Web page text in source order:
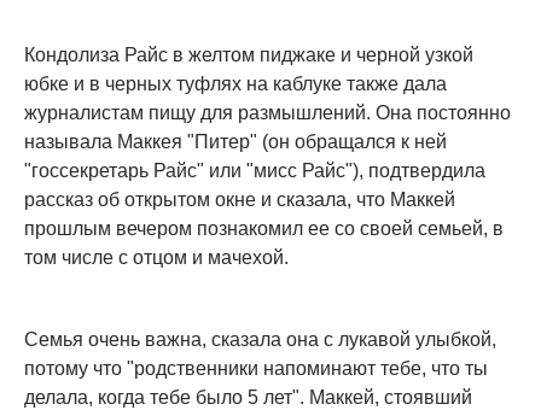
Кондолиза Райс в желтом пиджаке и черной узкой
юбке и в черных туфлях на каблуке также дала
журналистам пищу для размышлений. Она постоянно
называла Маккея "Питер" (он обращался к ней
"госсекретарь Райс" или "мисс Райс"), подтвердила
рассказ об открытом окне и сказала, что Маккей
прошлым вечером познакомил ее со своей семьей, в
том числе с отцом и мачехой.
Семья очень важна, сказала она с лукавой улыбкой,
потому что "родственники напоминают тебе, что ты
делала, когда тебе было 5 лет". Маккей, стоявший